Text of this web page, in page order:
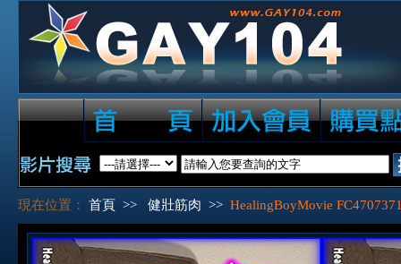
現在位置： 首頁 >> 健壯筋肉 >> HealingBoyMovie